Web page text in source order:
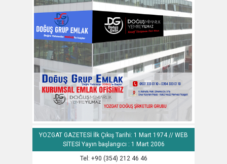
YOZGAT GAZETESİ İlk Çıkış Tarihi: 1 Mart 1974 // WEB
SİTESİ Yayın başlangıcı : 1 Mart 2006
Tel: +90 (354) 212 46 46